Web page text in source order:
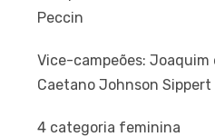
Peccin
Vice-campeões: Joaquim
Caetano Johnson Sippert
4 categoria feminina